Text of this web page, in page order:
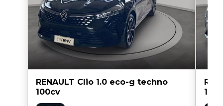
RENAULT Clio 1.0 eco-g techno
100cv